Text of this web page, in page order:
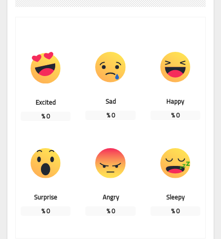
Happy
0
%
Sad
0
%
Excited
0
%
Sleepy
0
%
Angry
0
%
Surprise
0
%